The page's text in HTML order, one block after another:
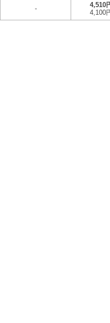
- 4,510
4,100